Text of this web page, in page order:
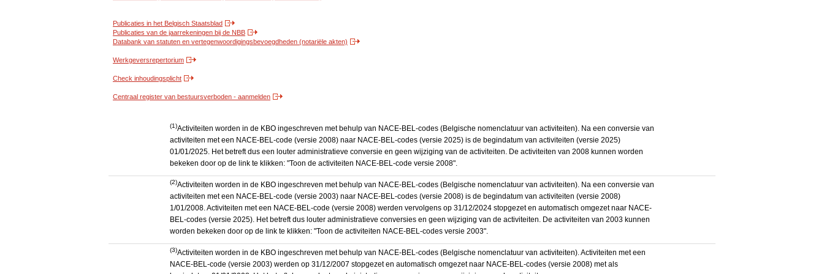
Publicaties in het Belgisch Staatsblad
Publicaties van de jaarrekeningen bij de NBB
Databank van statuten en vertegenwoordigingsbevoegdheden (notariële akten)
Werkgeversrepertorium
Check inhoudingsplicht
Centraal register van bestuursverboden - aanmelden
(1)Activiteiten worden in de KBO ingeschreven met behulp van NACE-BEL-codes (Belgische nomenclatuur van activiteiten). Na een conversie van
activiteiten met een NACE-BEL-code (versie 2008) naar NACE-BEL-codes (versie 2025) is de begindatum van activiteiten (versie 2025)
01/01/2025. Het betreft dus een louter administratieve conversie en geen wijziging van de activiteiten. De activiteiten van 2008 kunnen worden
bekeken door op de link te klikken: "Toon de activiteiten NACE-BEL-code versie 2008".
(2)Activiteiten worden in de KBO ingeschreven met behulp van NACE-BEL-codes (Belgische nomenclatuur van activiteiten). Na een conversie van
activiteiten met een NACE-BEL-code (versie 2003) naar NACE-BEL-codes (versie 2008) is de begindatum van activiteiten (versie 2008)
1/01/2008. Activiteiten met een NACE-BEL-code (versie 2008) werden vervolgens op 31/12/2024 stopgezet en automatisch omgezet naar NACE-
BEL-codes (versie 2025). Het betreft dus louter administratieve conversies en geen wijziging van de activiteiten. De activiteiten van 2003 kunnen
worden bekeken door op de link te klikken: "Toon de activiteiten NACE-BEL-codes versie 2003".
(3)Activiteiten worden in de KBO ingeschreven met behulp van NACE-BEL-codes (Belgische nomenclatuur van activiteiten). Activiteiten met een
NACE-BEL-code (versie 2003) werden op 31/12/2007 stopgezet en automatisch omgezet naar NACE-BEL-codes (versie 2008) met als